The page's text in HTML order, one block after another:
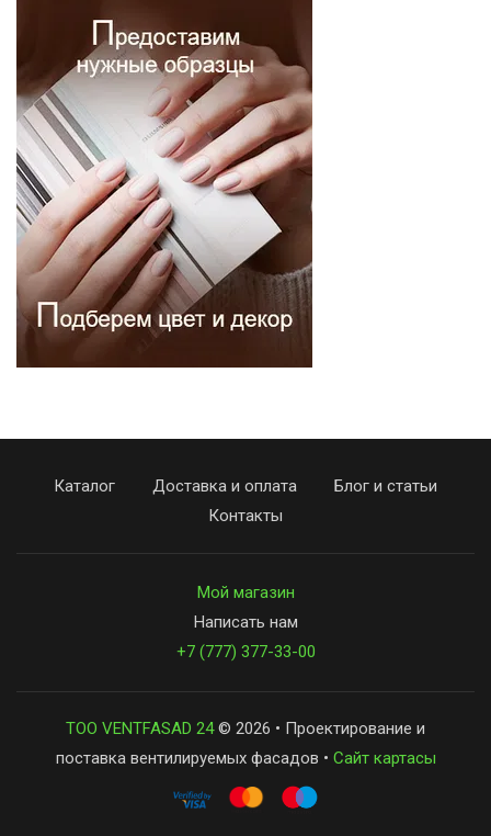
Каталог Доставка и оплата
Блог и статьи
Контакты
Мой магазин
Написать нам
+7 (777) 377-33-00
ТОО VENTFASAD 24© 2026 • Проектирование и
поставка вентилируемых фасадов • Сайт картасы